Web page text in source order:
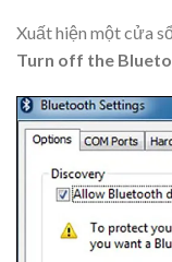
Xuất hiện một cửa
Turn off the